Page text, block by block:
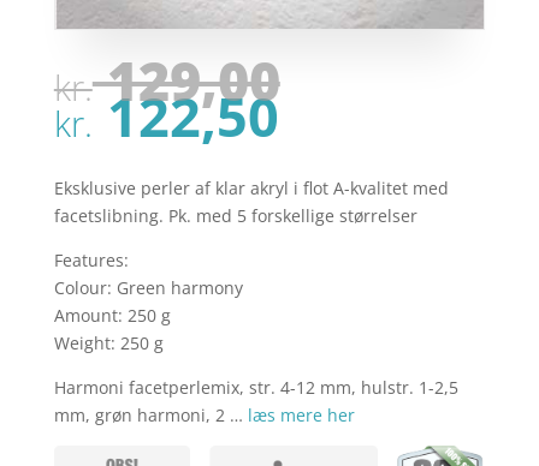
kr.129,00Den
var:
kr.
kr.122,50Den
pris
er:
kr.
Eksklusive perler af klar akryl i flot A-kvalitet med
facetslibning. Pk. med 5 forskellige størrelser
Features:
Colour: Green harmony
Amount: 250 g
Weight: 250 g
Harmoni facetperlemix, str. 4-12 mm, hulstr. 1-2,5
mm, grøn harmoni, 2 … læs mere her